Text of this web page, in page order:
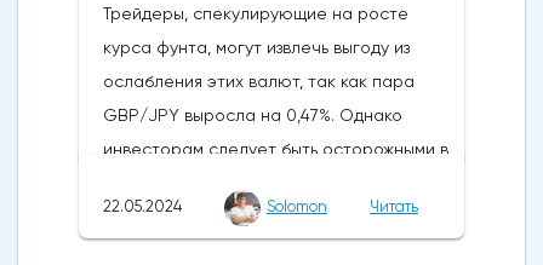
отметку сопротивления в 3800
долларов.Осцилляторы и цена самого
Эфириума показывают, что произошло
значительное восстановление
динамической стороны монеты. Таким
образом, все эти факторы будут
поддерживать дальнейший рост
Трейдеры, спекулирующие на росте
курса фунта, могут извлечь выгоду из
ослабления этих валют, так как пара
GBP/JPY выросла на 0,47%. Однако
инвесторам следует быть осторожными в
связи с открытием европейского
22.05.2024 Solomon Читать